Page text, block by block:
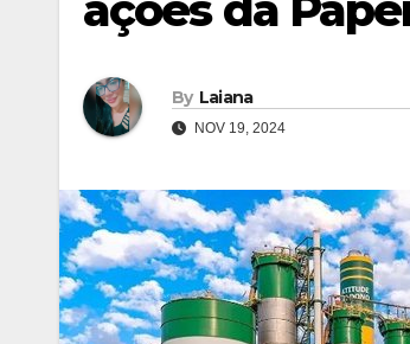
By Laiana
NOV 19, 2024